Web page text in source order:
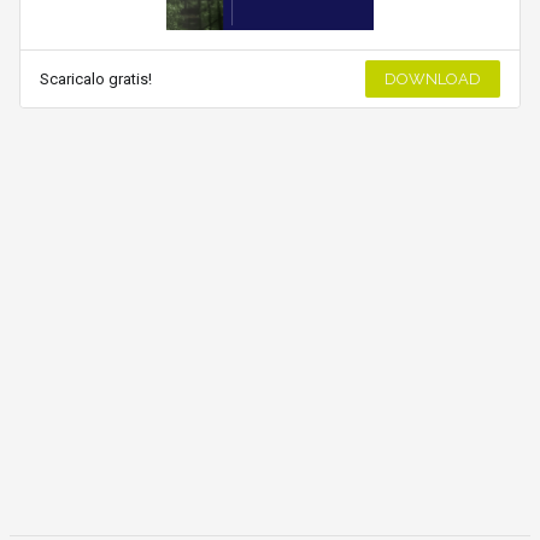
Scaricalo gratis! DOWNLOAD